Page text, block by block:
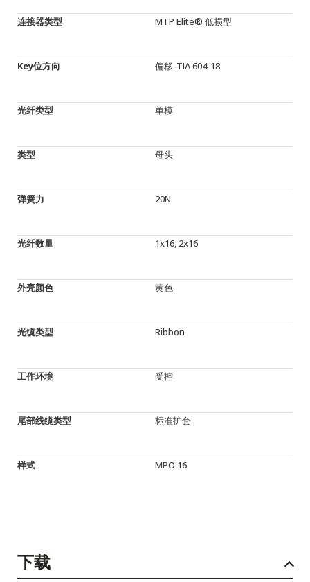
连接器类型 MTP Elite® 低损型
Key位方向 偏移-TIA 604-18
光纤类型 单模
类型 母头
弹簧力 20N
光纤数量 1x16, 2x16
外壳颜色 黄色
光缆类型 Ribbon
工作环境 受控
尾部线缆类型 标准护套
样式 MPO 16
下载